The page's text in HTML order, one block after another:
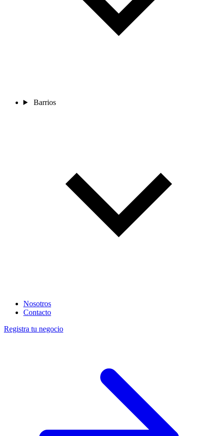
Barrios
Nosotros
Contacto
Registra tu negocio